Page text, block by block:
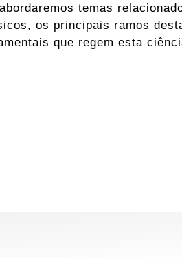
temas
os principais ramos
que regem esta